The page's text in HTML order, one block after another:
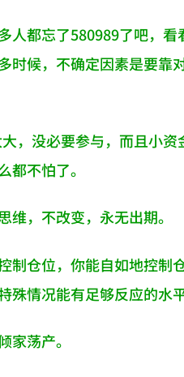
人都忘了580989了吧，
时候，不确定因素是要靠
，没必要参与，而且小
都不怕了。
，不改变，永无出期。
制仓位，你能自如地控
情况能有足够反应的水平
荡产。